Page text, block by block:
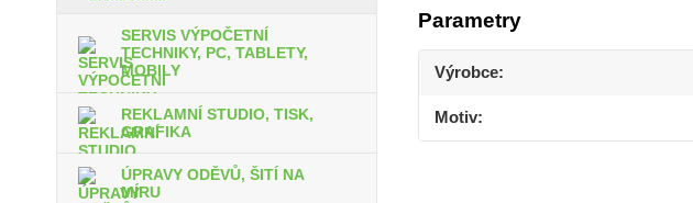
SERVIS VÝPOČETNÍ
TECHNIKY, PC, TABLETY,
MOBILY
REKLAMNÍ STUDIO, TISK,
GRAFIKA
ÚPRAVY ODĚVŮ, ŠITÍ NA
MÍRU
Parametry
Výrobce
Motiv